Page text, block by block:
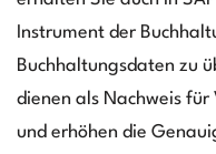
Instrument der
Buchhaltungsdaten zu
dienen als Nachweis für
und erhöhen die